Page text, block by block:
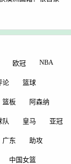
欧冠 NBA
论 篮球
篮板 阿森纳
队 皇马 亚冠
广东 助攻
中国女篮